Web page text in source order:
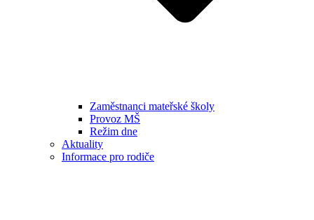
Zaměstnanci mateřské školy
Provoz MŠ
Režim dne
Aktuality
Informace pro rodiče